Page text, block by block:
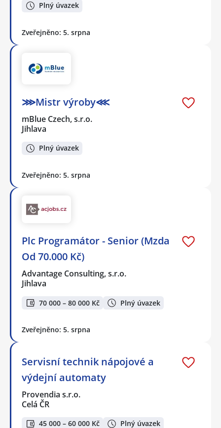
Plný úvazek
Zveřejněno: 5. srpna
⋙Mistr výroby⋘
mBlue Czech, s.r.o.
Jihlava
Plný úvazek
Zveřejněno: 5. srpna
Plc Programátor - Senior (Mzda
Od 70.000 Kč)
Advantage Consulting, s.r.o.
Jihlava
70 000 – 80 000 Kč Plný úvazek
Zveřejněno: 5. srpna
Servisní technik nápojové a
výdejní automaty
Provendia s.r.o.
Celá ČR
45 000 – 60 000 Kč Plný úvazek